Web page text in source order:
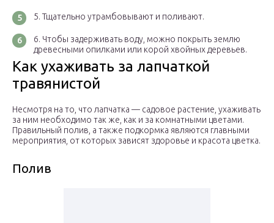
Тщательно утрамбовывают и поливают.
Чтобы задерживать воду, можно покрыть землю
древесными опилками или корой хвойных деревьев.
Как ухаживать за лапчаткой
травянистой
Несмотря на то, что лапчатка — садовое растение, ухаживать
за ним необходимо так же, как и за комнатными цветами.
Правильный полив, а также подкормка являются главными
мероприятия, от которых зависят здоровье и красота цветка.
Полив